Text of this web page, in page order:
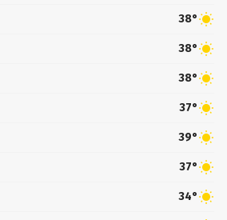
38°
38°
38°
37°
39°
37°
34°